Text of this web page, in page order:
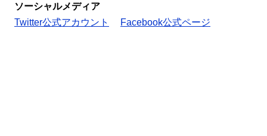
ソーシャルメディア
Twitter公式アカウント
Facebook公式ページ